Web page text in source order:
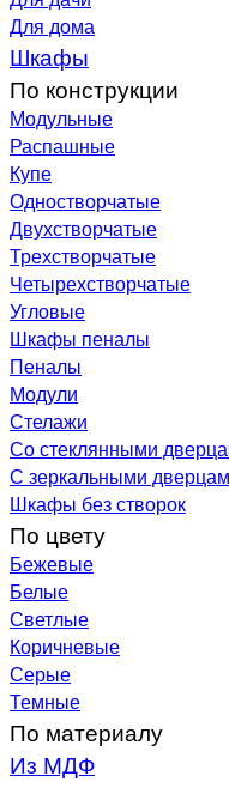
Для дома
Шкафы
По конструкции
Модульные
Распашные
Купе
Одностворчатые
Двухстворчатые
Трехстворчатые
Четырехстворчатые
Угловые
Шкафы пеналы
Пеналы
Модули
Стелажи
Со стеклянными
С зеркальными
Шкафы без створок
По цвету
Бежевые
Белые
Светлые
Коричневые
Серые
Темные
По материалу
Из МДФ